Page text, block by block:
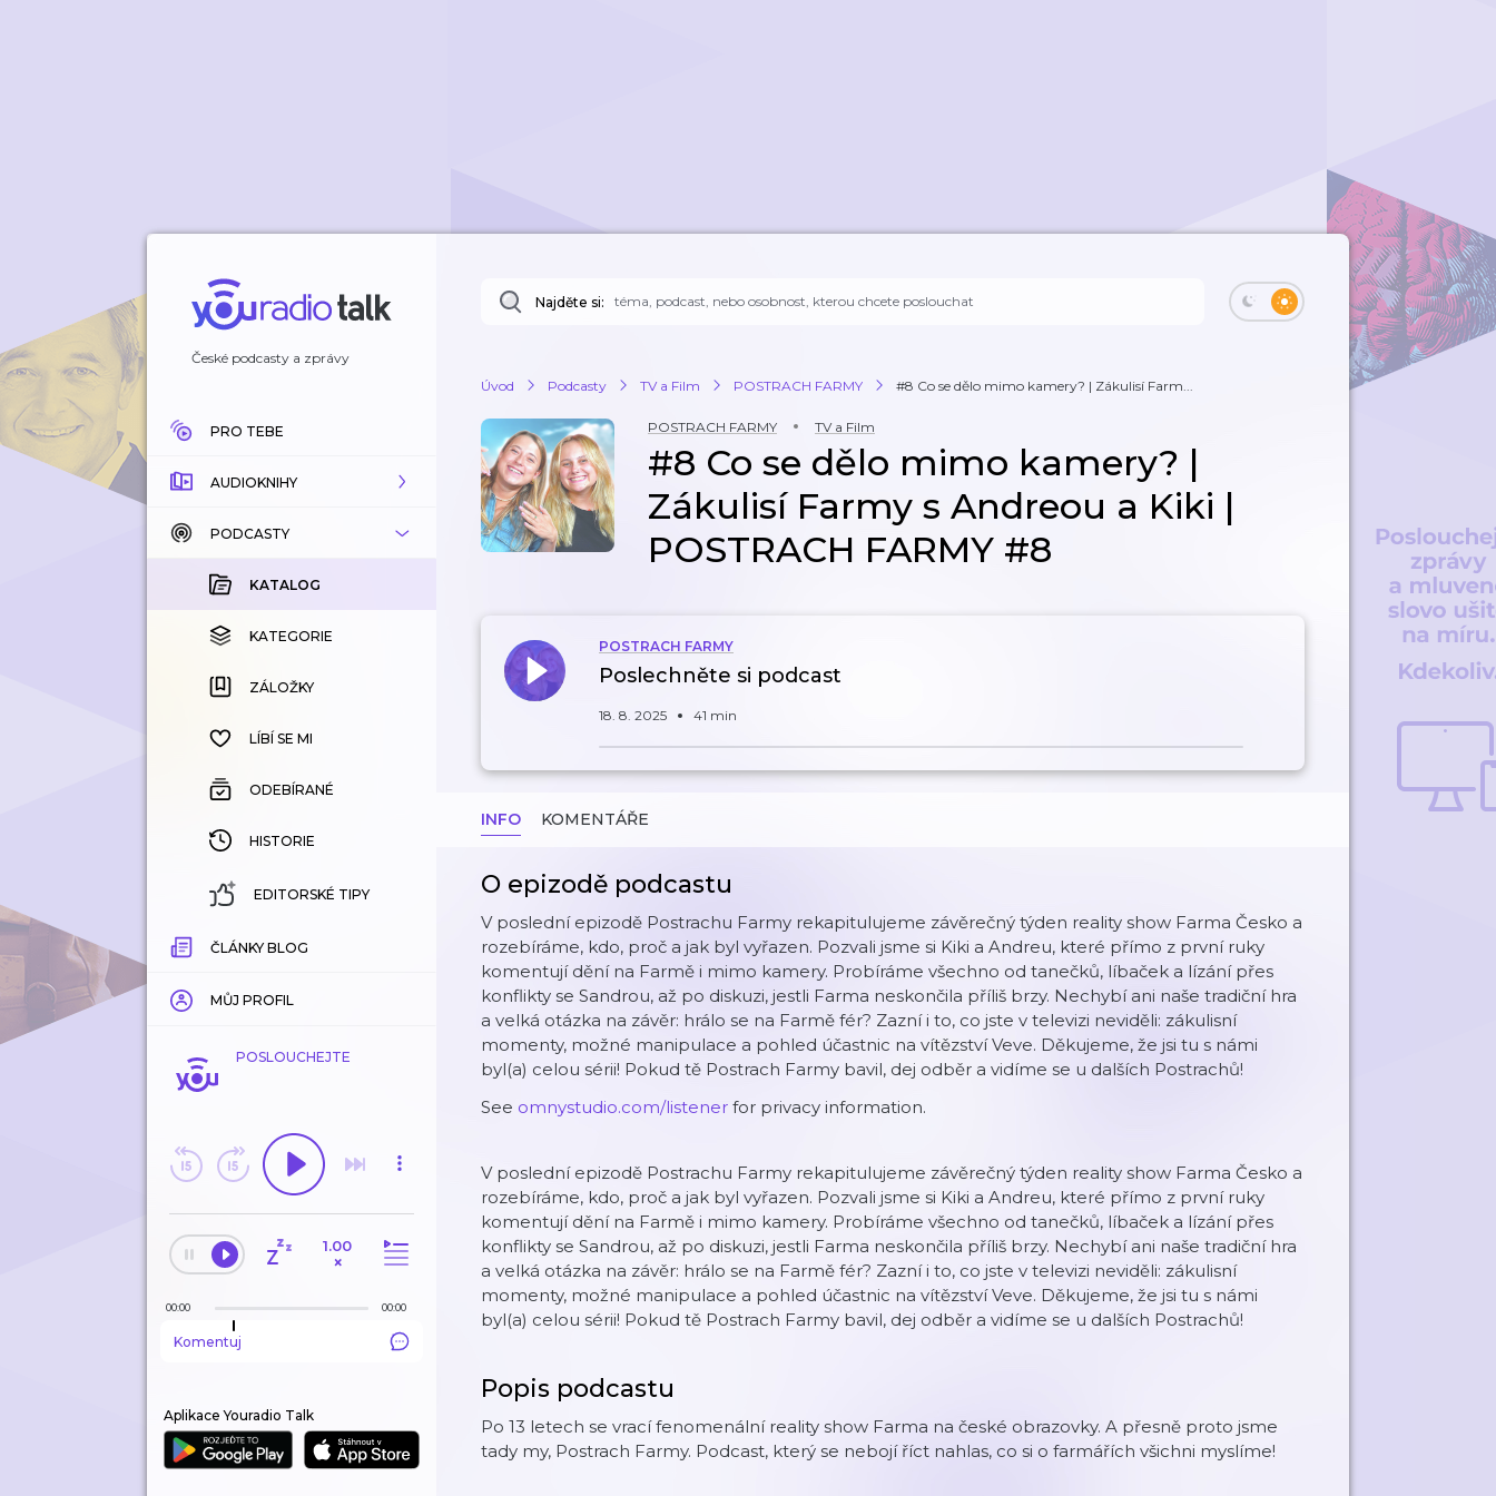
České podcasty a zprávy
PRO TEBE
AUDIOKNIHY
KATALOG
KOUPENÉ
KATEGORIE
ZÁLOŽKY
HISTORIE
PODCASTY
KATALOG
KATEGORIE
ZÁLOŽKY
LÍBÍ SE MI
ODEBÍRANÉ
HISTORIE
EDITORSKÉ TIPY
ČLÁNKY BLOG
MŮJ PROFIL
POSLOUCHEJTE
1.00
×
00:00 00:00
Komentuj
Aplikace Youradio Talk
Najděte si:
Úvod Podcasty TV a Film POSTRACH FARMY #8 Co se dělo mimo kamery? | Zákulisí Farm...
POSTRACH FARMY TV a Film
#8 Co se dělo mimo kamery? |
Zákulisí Farmy s Andreou a Kiki |
POSTRACH FARMY #8
POSTRACH FARMY
Poslechněte si podcast
18. 8. 2025 41 min
INFO KOMENTÁŘE
O epizodě podcastu
V poslední epizodě Postrachu Farmy rekapitulujeme závěrečný týden reality show Farma Česko a
rozebíráme, kdo, proč a jak byl vyřazen. Pozvali jsme si Kiki a Andreu, které přímo z první ruky
komentují dění na Farmě i mimo kamery. Probíráme všechno od tanečků, líbaček a lízání přes
konflikty se Sandrou, až po diskuzi, jestli Farma neskončila příliš brzy. Nechybí ani naše tradiční hra
a velká otázka na závěr: hrálo se na Farmě fér? Zazní i to, co jste v televizi neviděli: zákulisní
momenty, možné manipulace a pohled účastnic na vítězství Veve. Děkujeme, že jsi tu s námi
byl(a) celou sérii! Pokud tě Postrach Farmy bavil, dej odběr a vidíme se u dalších Postrachů!
See omnystudio.com/listener for privacy information.
V poslední epizodě Postrachu Farmy rekapitulujeme závěrečný týden reality show Farma Česko a
rozebíráme, kdo, proč a jak byl vyřazen. Pozvali jsme si Kiki a Andreu, které přímo z první ruky
komentují dění na Farmě i mimo kamery. Probíráme všechno od tanečků, líbaček a lízání přes
konflikty se Sandrou, až po diskuzi, jestli Farma neskončila příliš brzy. Nechybí ani naše tradiční hra
a velká otázka na závěr: hrálo se na Farmě fér? Zazní i to, co jste v televizi neviděli: zákulisní
momenty, možné manipulace a pohled účastnic na vítězství Veve. Děkujeme, že jsi tu s námi
byl(a) celou sérii! Pokud tě Postrach Farmy bavil, dej odběr a vidíme se u dalších Postrachů!
Popis podcastu
Po 13 letech se vrací fenomenální reality show Farma na české obrazovky. A přesně proto jsme
tady my, Postrach Farmy. Podcast, který se nebojí říct nahlas, co si o farmářích všichni myslíme!